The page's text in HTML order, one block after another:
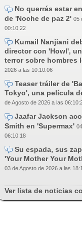
No querrás estar
de 'Noche de paz 2' 05
00:10:22
Kumail Nanjiani
director con 'Howl',
terror sobre hombres
2026 a las 10:10:06
Teaser tráiler de
Tokyo', una película
de Agosto de 2026 a las
Jaafar Jackson
Smith en 'Supermax'
06:10:18
Su espada, sus
'Your Mother Your
03 de Agosto de 2026 a las
Ver lista de noticias